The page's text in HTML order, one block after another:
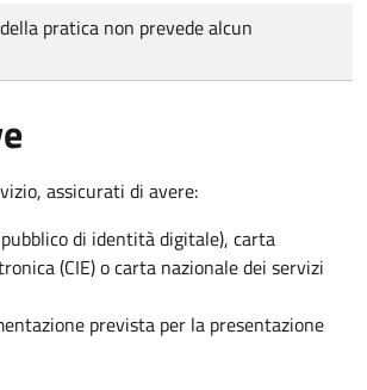
pratica non prevede alcun
assicurati di avere:
di identità digitale), carta
(CIE) o carta nazionale dei servizi
prevista per la presentazione